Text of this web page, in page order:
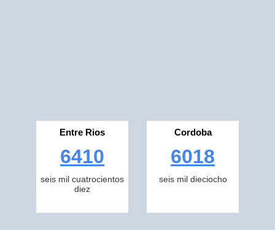
Entre Rios
6410
seis mil cuatrocientos
diez
Cordoba
6018
seis mil dieciocho